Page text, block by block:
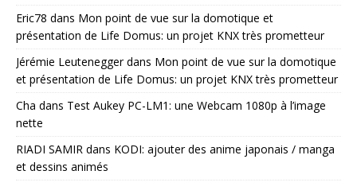
Eric78 dans Mon point de vue sur la domotique et
présentation de Life Domus: un projet KNX très prometteur
Jérémie Leuteneggerdans Mon point de vue sur la domotique
et présentation de Life Domus: un projet KNX très prometteur
Cha dans Test Aukey PC-LM1: une Webcam 1080p à l’image
nette
RIADI SAMIR dans KODI: ajouter des anime japonais / manga
et dessins animés